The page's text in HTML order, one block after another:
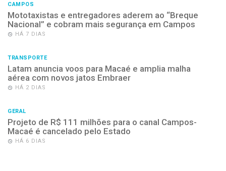
CAMPOS
Mototaxistas e entregadores aderem ao “Breque
Nacional” e cobram mais segurança em Campos
HÁ 7 DIAS
TRANSPORTE
Latam anuncia voos para Macaé e amplia malha
aérea com novos jatos Embraer
HÁ 2 DIAS
GERAL
Projeto de R$ 111 milhões para o canal Campos-
Macaé é cancelado pelo Estado
HÁ 6 DIAS